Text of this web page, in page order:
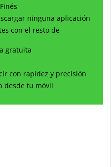
ninguna aplicación
con el resto de
gratuita
con rapidez y precisión
desde tu móvil